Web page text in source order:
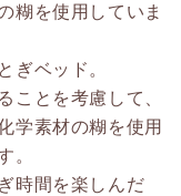
糊を使用していま
ぎベッド。
ことを考慮して、
学素材の糊を使用
。
時間を楽しんだ